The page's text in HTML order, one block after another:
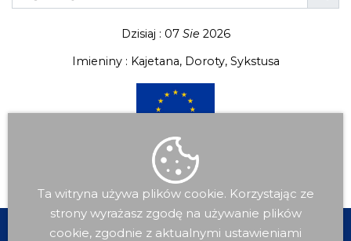
Dzisiaj : 07 Sie 2026
Imieniny : Kajetana, Doroty, Sykstusa
Ta witryna używa plików cookie. Korzystając ze
strony wyrażasz zgodę na używanie plików
cookie, zgodnie z aktualnymi ustawieniami